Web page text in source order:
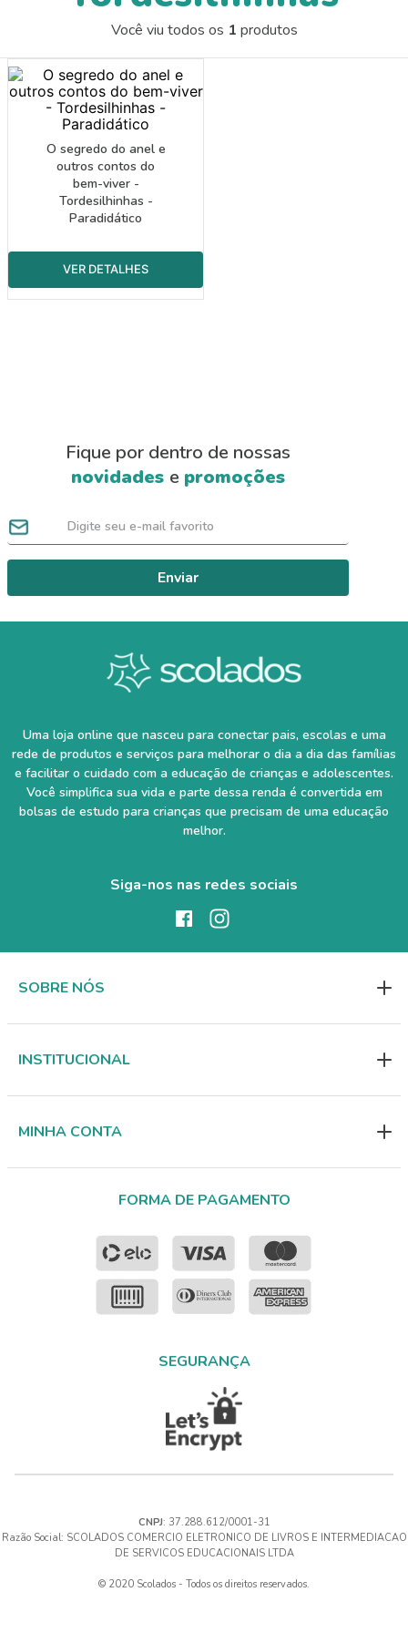
Você viu todos os 1 produtos
O segredo do anel e
outros contos do
bem-viver -
Tordesilhinhas -
Paradidático
Fique por dentro de nossas
novidades e promoções
Enviar
Uma loja online que nasceu para conectar pais, escolas e uma
rede de produtos e serviços para melhorar o dia a dia das famílias
e facilitar o cuidado com a educação de crianças e adolescentes.
Você simplifica sua vida e parte dessa renda é convertida em
bolsas de estudo para crianças que precisam de uma educação
melhor.
Siga-nos nas redes sociais
SOBRE NÓS
INSTITUCIONAL
MINHA CONTA
FORMA DE PAGAMENTO
SEGURANÇA
CNPJ: 37.288.612/0001-31
Razão Social: SCOLADOS COMERCIO ELETRONICO DE LIVROS E INTERMEDIACAO
DE SERVICOS EDUCACIONAIS LTDA
© 2020 Scolados - Todos os direitos reservados.